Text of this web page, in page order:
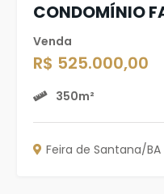
CONDOMÍNIO
Venda
R$ 525.000,00
350m²
Feira de Santana/BA